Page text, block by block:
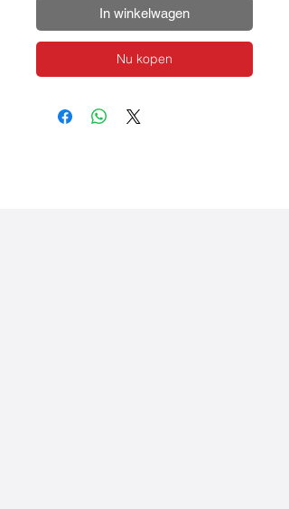
In winkelwagen
Nu kopen